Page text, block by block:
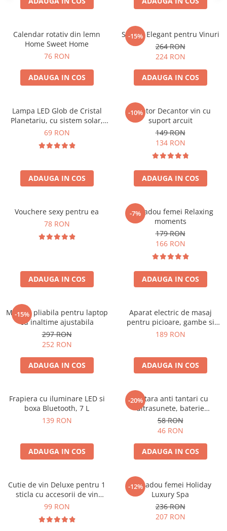
Calendar rotativ din lemn
Home Sweet Home
76 RON
ADAUGA IN COS
-15%
Suport Elegant pentru Vinuri
264 RON
224 RON
ADAUGA IN COS
Lampa LED Glob de Cristal
Planetariu, cu sistem solar,
cadou captivant
69 RON
ADAUGA IN COS
-10%
Aerator Decantor vin cu
suport arcuit
149 RON
134 RON
ADAUGA IN COS
Vouchere sexy pentru ea
78 RON
ADAUGA IN COS
-7%
Set cadou femei Relaxing
moments
179 RON
166 RON
ADAUGA IN COS
-15%
Masuta pliabila pentru laptop
cu inaltime ajustabila
297 RON
252 RON
ADAUGA IN COS
Aparat electric de masaj
pentru picioare, gambe si
brate
189 RON
ADAUGA IN COS
Frapiera cu iluminare LED si
boxa Bluetooth, 7 L
139 RON
ADAUGA IN COS
-20%
Bratara anti tantari cu
ultrasunete, baterie
reincarcabila 90mAh
58 RON
46 RON
ADAUGA IN COS
Cutie de vin Deluxe pentru 1
sticla cu accesorii de vin
incluse piele ecologica de
99 RON
-12%
Set cadou femei Holiday
Luxury Spa
236 RON
207 RON